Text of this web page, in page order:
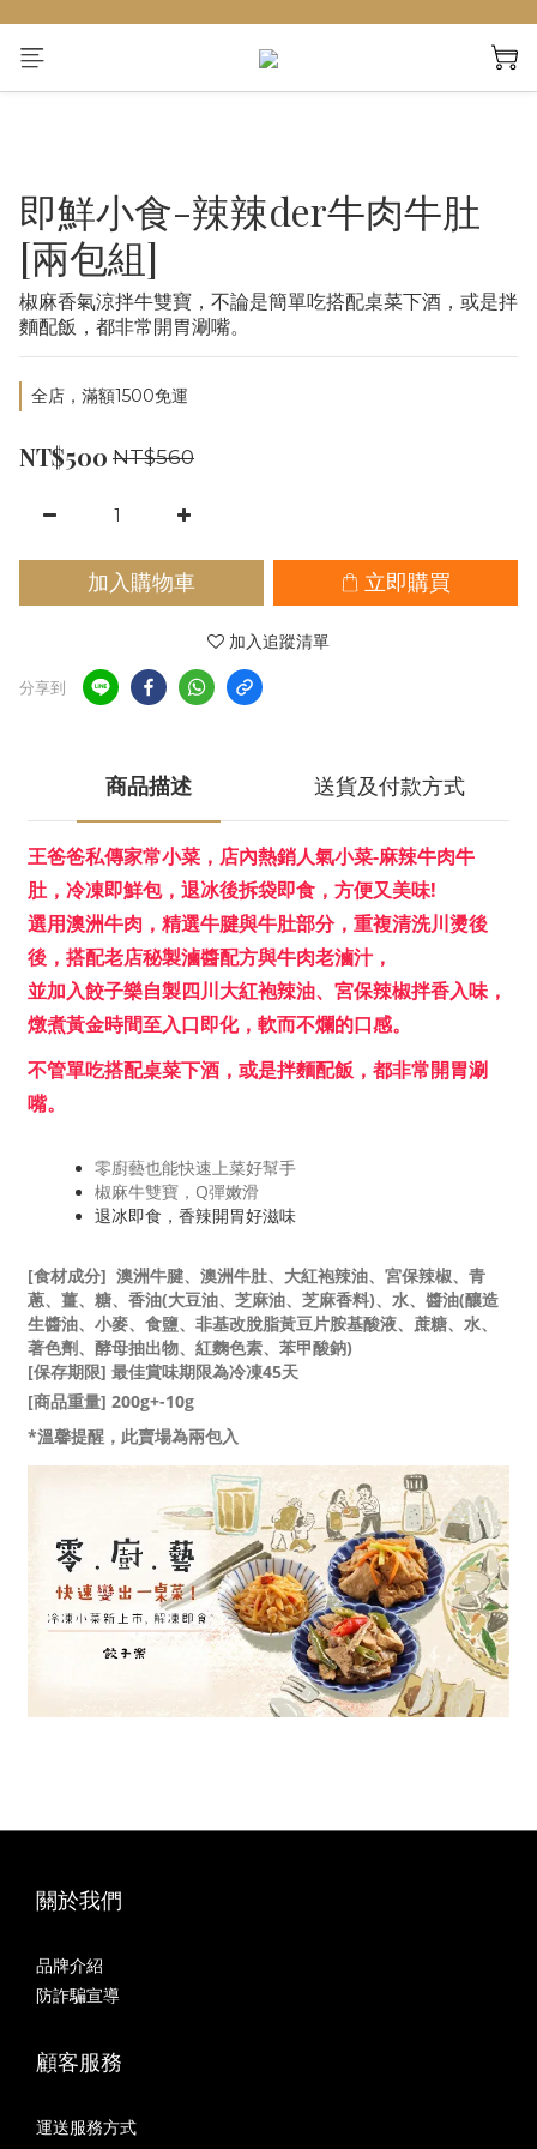
即鮮小食-辣辣der牛肉牛肚
[兩包組]
椒麻香氣涼拌牛雙寶，不論是簡單吃搭配桌菜下酒，或是拌
麵配飯，都非常開胃涮嘴。
全店，滿額1500免運
NT$500 NT$560
加入購物車 立即購買
加入追蹤清單
分享到
商品描述 送貨及付款方式
王爸爸私傳家常小菜，店內熱銷人氣小菜-麻辣牛肉牛
肚，冷凍即鮮包，退冰後拆袋即食，方便又美味!
選用澳洲牛肉，精選牛腱與牛肚部分，重複清洗川燙後
後，搭配老店秘製滷醬配方與牛肉老滷汁，
並加入餃子樂自製四川大紅袍辣油、宮保辣椒拌香入味，
燉煮黃金時間至入口即化，軟而不爛的口感。
不管單吃搭配桌菜下酒，或是拌麵配飯，都非常開胃涮
嘴。
零廚藝也能快速上菜好幫手
椒麻牛雙寶，Q彈嫩滑
退冰即食，香辣開胃好滋味
[食材成分] 澳洲牛腱、澳洲牛肚、大紅袍辣油、宮保辣椒、青
蔥、薑、糖、香油(大豆油、芝麻油、芝麻香料)、水、醬油(釀造
生醬油、小麥、食鹽、非基改脫脂黃豆片胺基酸液、蔗糖、水、
著色劑、酵母抽出物、紅麴色素、苯甲酸鈉)
[保存期限] 最佳賞味期限為冷凍45天
[商品重量] 200g+-10g
*溫馨提醒，此賣場為兩包入
關於我們
品牌介紹
防詐騙宣導
顧客服務
運送服務方式